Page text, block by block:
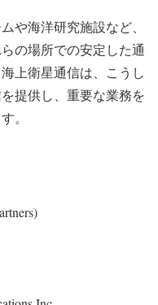
や海洋研究施設など、
の場所での安定した通
上衛星通信は、こうし
提供し、重要な業務を
。